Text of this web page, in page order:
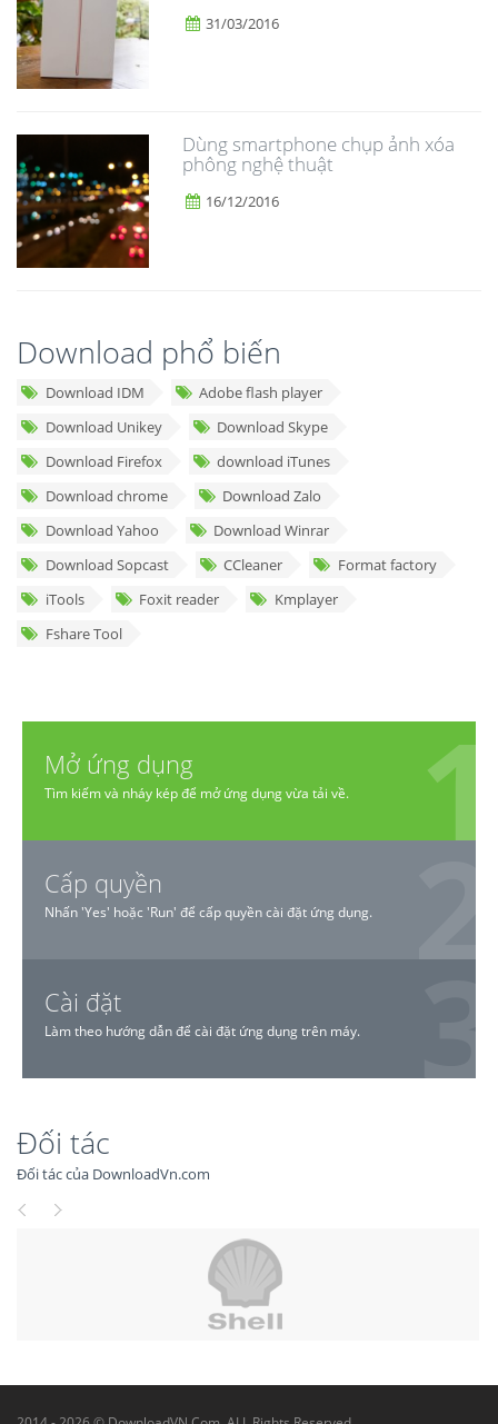
31/03/2016
Dùng smartphone chụp ảnh xóa
phông nghệ thuật
16/12/2016
Download phổ biến
Download IDM
Adobe flash player
Download Unikey
Download Skype
Download Firefox
download iTunes
Download chrome
Download Zalo
Download Yahoo
Download Winrar
Download Sopcast
CCleaner
Format factory
iTools
Foxit reader
Kmplayer
Fshare Tool
Mở ứng dụng
Tìm kiếm và nháy kép để mở ứng dụng vừa tải về.
Cấp quyền
Nhấn 'Yes' hoặc 'Run' để cấp quyền cài đặt ứng dụng.
Cài đặt
Làm theo hướng dẫn để cài đặt ứng dụng trên máy.
Đối tác
Đối tác của DownloadVn.com